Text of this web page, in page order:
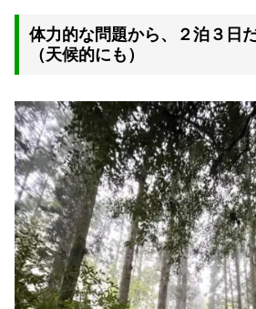
体力的な問題から、２泊３日
（天候的にも）